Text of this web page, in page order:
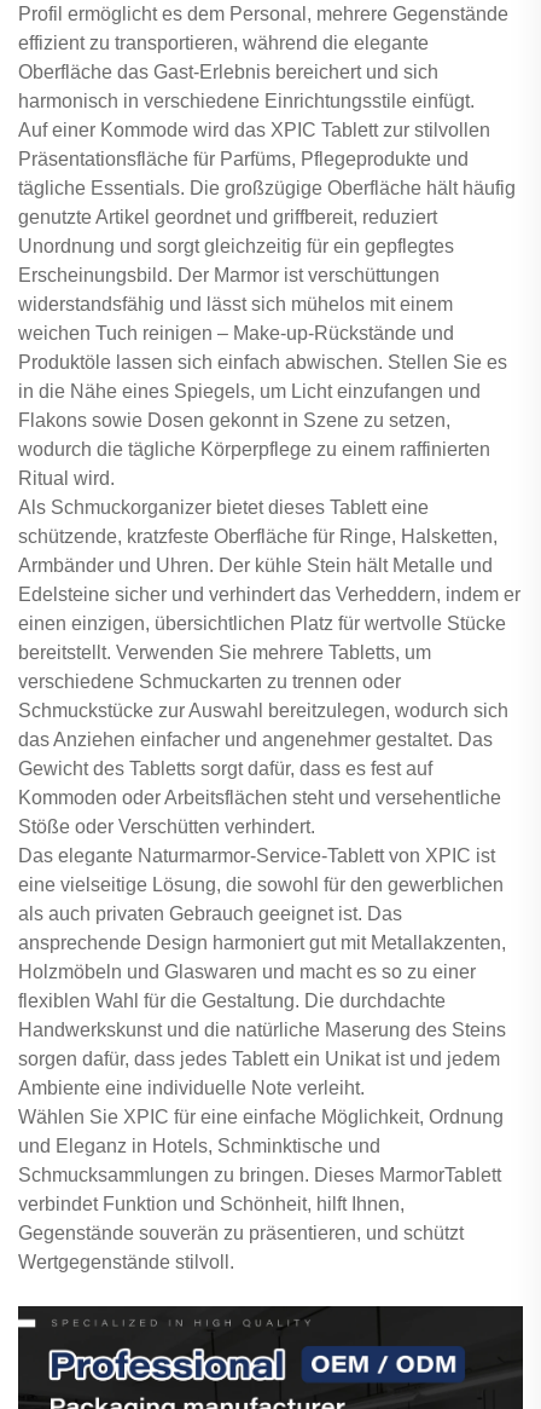
Profil ermöglicht es dem Personal, mehrere Gegenstände
effizient zu transportieren, während die elegante
Oberfläche das Gast-Erlebnis bereichert und sich
harmonisch in verschiedene Einrichtungsstile einfügt.
Auf einer Kommode wird das XPIC Tablett zur stilvollen
Präsentationsfläche für Parfüms, Pflegeprodukte und
tägliche Essentials. Die großzügige Oberfläche hält häufig
genutzte Artikel geordnet und griffbereit, reduziert
Unordnung und sorgt gleichzeitig für ein gepflegtes
Erscheinungsbild. Der Marmor ist verschüttungen
widerstandsfähig und lässt sich mühelos mit einem
weichen Tuch reinigen – Make-up-Rückstände und
Produktöle lassen sich einfach abwischen. Stellen Sie es
in die Nähe eines Spiegels, um Licht einzufangen und
Flakons sowie Dosen gekonnt in Szene zu setzen,
wodurch die tägliche Körperpflege zu einem raffinierten
Ritual wird.
Als Schmuckorganizer bietet dieses Tablett eine
schützende, kratzfeste Oberfläche für Ringe, Halsketten,
Armbänder und Uhren. Der kühle Stein hält Metalle und
Edelsteine sicher und verhindert das Verheddern, indem er
einen einzigen, übersichtlichen Platz für wertvolle Stücke
bereitstellt. Verwenden Sie mehrere Tabletts, um
verschiedene Schmuckarten zu trennen oder
Schmuckstücke zur Auswahl bereitzulegen, wodurch sich
das Anziehen einfacher und angenehmer gestaltet. Das
Gewicht des Tabletts sorgt dafür, dass es fest auf
Kommoden oder Arbeitsflächen steht und versehentliche
Stöße oder Verschütten verhindert.
Das elegante Naturmarmor-Service-Tablett von XPIC ist
eine vielseitige Lösung, die sowohl für den gewerblichen
als auch privaten Gebrauch geeignet ist. Das
ansprechende Design harmoniert gut mit Metallakzenten,
Holzmöbeln und Glaswaren und macht es so zu einer
flexiblen Wahl für die Gestaltung. Die durchdachte
Handwerkskunst und die natürliche Maserung des Steins
sorgen dafür, dass jedes Tablett ein Unikat ist und jedem
Ambiente eine individuelle Note verleiht.
Wählen Sie XPIC für eine einfache Möglichkeit, Ordnung
und Eleganz in Hotels, Schminktische und
Schmucksammlungen zu bringen. Dieses MarmorTablett
verbindet Funktion und Schönheit, hilft Ihnen,
Gegenstände souverän zu präsentieren, und schützt
Wertgegenstände stilvoll.